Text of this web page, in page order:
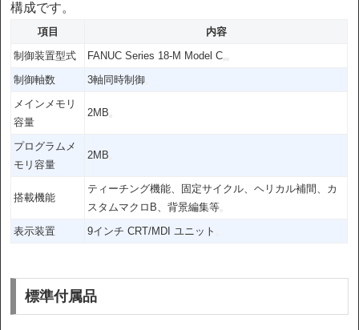
構成です。
項目
内容
制御装置型式
FANUC Series 18-M Model C
制御軸数
3軸同時制御
メインメモリ
容量
2MB
プログラムメ
モリ容量
2MB
搭載機能
ティーチング機能、固定サイクル、ヘリカル補間、カ
スタムマクロB、背景編集等
表示装置
9インチ CRT/MDI ユニット
標準付属品